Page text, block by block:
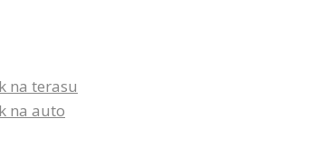
na terasu
na auto